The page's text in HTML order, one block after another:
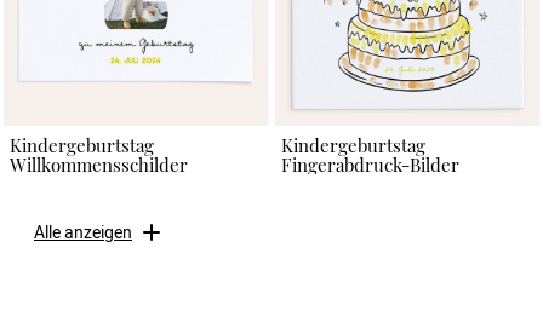
Kindergeburtstag
Willkommensschilder
Kindergeburtstag
Fingerabdruck-Bilder
Alle anzeigen